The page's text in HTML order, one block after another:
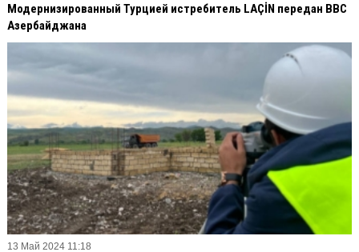
Модернизированный Турцией истребитель LAÇİN передан ВВС
Азербайджана
13 Май 2024 11:18